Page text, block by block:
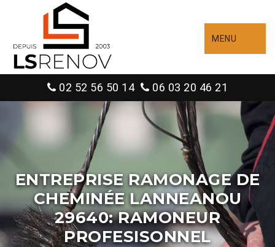
MENU
02 52 56 50 14 06 03 20 46 21
ENTREPRISE RAMONAGE DE
CHEMINÉE LANNEANOU
29640: RAMONEUR
PROFESISONNEL